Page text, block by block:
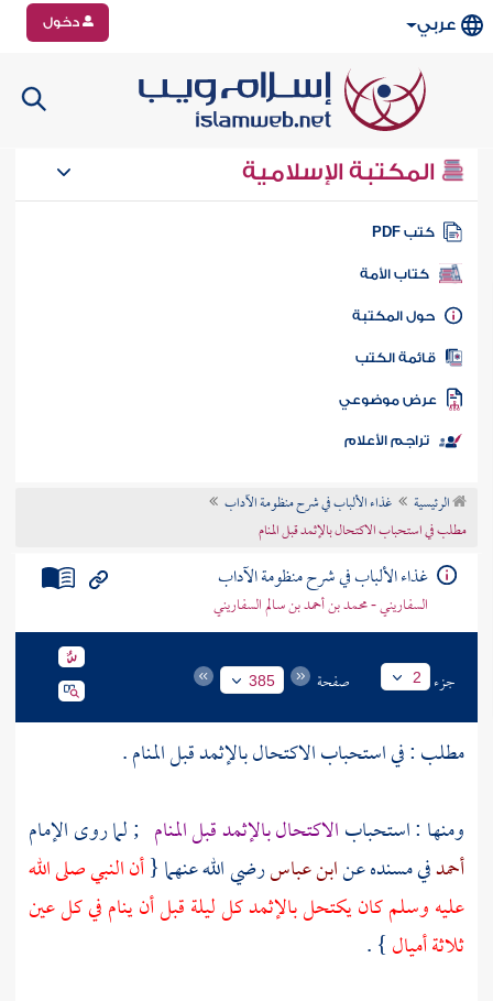
عربي دخول
المكتبة الإسلامية
كتب PDF
كتاب الأمة
المكتبة
الكتب
موضوعي
تراجم الأعلام
الرئيسية
غذاء الألباب في شرح منظومة الآداب
مطلب في استحباب الاكتحال بالإثمد قبل المنام
غذاء الألباب في شرح منظومة الآداب
السفاريني - محمد بن أحمد بن سالم السفاريني
جزء 2 صفحة 385
مطلب : في استحباب الاكتحال بالإثمد قبل المنام .
ومنها : استحبابالاكتحال بالإثمد قبل المنام ; لما روى الإمام
أحمدفي مسنده عنابن عباسرضي الله عنهما {أن النبي صلى الله
عليه وسلم كان يكتحل بالإثمد كل ليلة قبل أن ينام في كل عين
ثلاثة أميال} .